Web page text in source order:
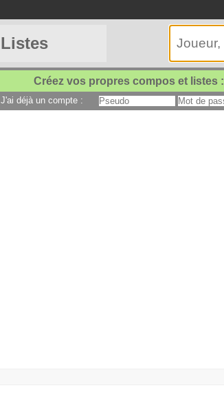
Listes
Créez vos propres compos et listes :
J'ai déjà un compte :